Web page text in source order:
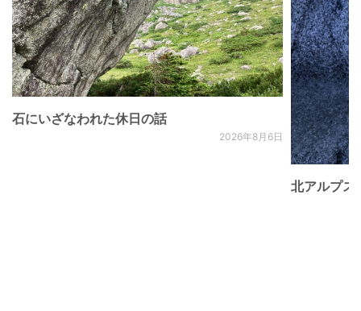
石にいざなわれた休日の話
2026年8月6日
北アルプ